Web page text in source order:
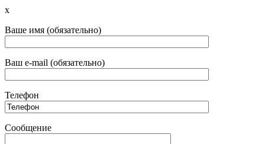
x
Ваше имя (обязательно)
Ваш e-mail (обязательно)
Телефон
Сообщение